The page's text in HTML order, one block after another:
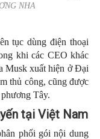
NHA
tục dùng điện thoại
khi các CEO khác
Musk xuất hiện ở Đại
thủ công, cũng được
Tây.
tại Việt Nam
phối gói nội dung